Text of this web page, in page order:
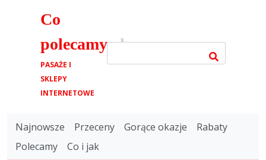
Co
polecamy.pl
PASAŻE I
SKLEPY
INTERNETOWE
Najnowsze Przeceny Gorące okazje
Rabaty
Polecamy
Co i jak